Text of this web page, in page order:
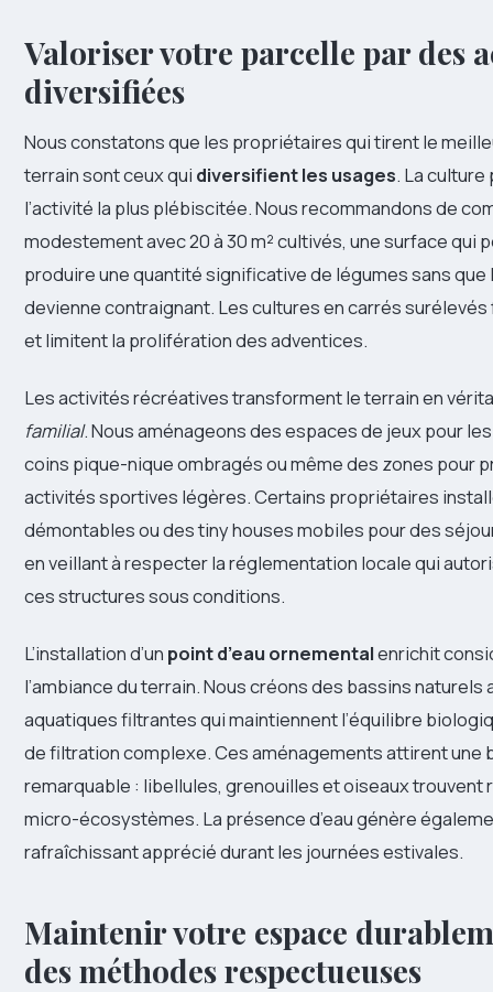
Valoriser votre parcelle par des
diversifiées
Nous constatons que les propriétaires qui tirent le
terrain sont ceux qui diversifient les usages. La
l’activité la plus plébiscitée. Nous recommandons de
modestement avec 20 à 30 m² cultivés, une surface qui
produire une quantité significative de légumes sans que
devienne contraignant. Les cultures en carrés
et limitent la prolifération des adventices.
Les activités récréatives transforment le terrain en
familial. Nous aménageons des espaces de jeux pour
coins pique-nique ombragés ou même des zones pour
activités sportives légères. Certains propriétaires
démontables ou des tiny houses mobiles pour des
en veillant à respecter la réglementation locale qui
ces structures sous conditions.
L’installation d’un point d’eau ornementalenrichit
l’ambiance du terrain. Nous créons des bassins naturels
aquatiques filtrantes qui maintiennent l’équilibre
de filtration complexe. Ces aménagements attirent une
remarquable : libellules, grenouilles et oiseaux trouvent
micro-écosystèmes. La présence d’eau génère
rafraîchissant apprécié durant les journées estivales.
Maintenir votre espace
des méthodes respectueuses